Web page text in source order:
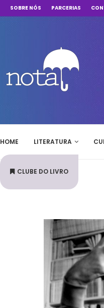
SOBRE NÓS PARCERIAS
HOME LITERATURA
CLUBE DO LIVRO